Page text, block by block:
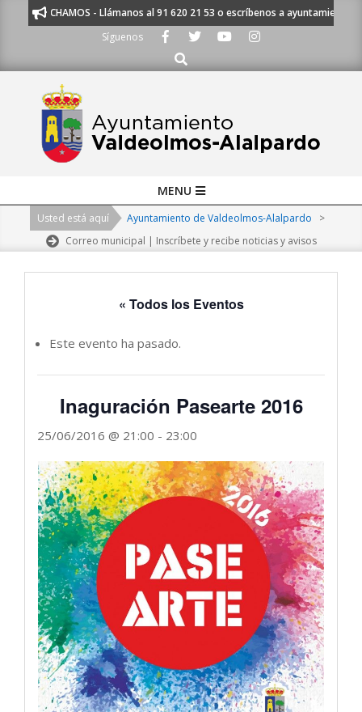
TE ESCUCHAMOS - Llámanos al 91 620 21 53 o escríbenos a
Síguenos
Buscar
Navigation
MENU
Usted está aquí Ayuntamiento de Valdeolmos-Alalpardo
>
Correo municipal | Inscríbete y recibe noticias y avisos
« Todos los Eventos
Este evento ha pasado.
Inaguración Pasearte 2016
25/06/2016 @ 21:00 - 23:00